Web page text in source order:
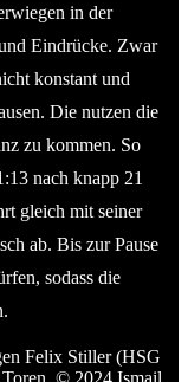
in der
Eindrücke. Zwar
konstant und
Die nutzen die
zu kommen. So
nach knapp 21
gleich mit seiner
ab. Bis zur Pause
sodass die